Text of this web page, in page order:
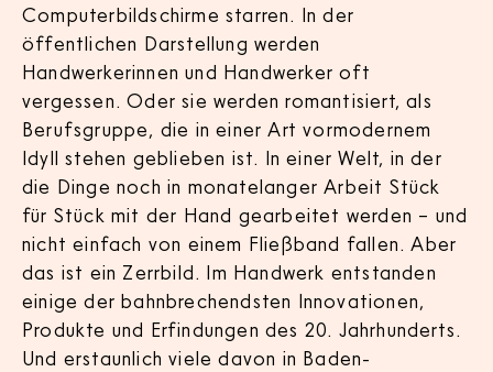
Computerbildschirme starren. In der
öffentlichen Darstellung werden
Handwerkerinnen und Handwerker oft
vergessen. Oder sie werden romantisiert, als
Berufsgruppe, die in einer Art vormodernem
Idyll stehen geblieben ist. In einer Welt, in der
die Dinge noch in monatelanger Arbeit Stück
für Stück mit der Hand gearbeitet werden – und
nicht einfach von einem Fließband fallen. Aber
das ist ein Zerrbild. Im Handwerk entstanden
einige der bahnbrechendsten Innovationen,
Produkte und Erfindungen des 20. Jahrhunderts.
Und erstaunlich viele davon in Baden-